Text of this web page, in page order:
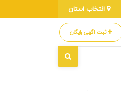
ثبت اگهی رایگان